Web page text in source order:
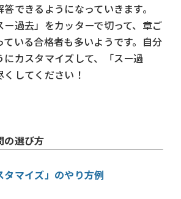
できるようになっていきます。
ー過去」をカッターで切って、章ご
ている合格者も多いようです。自分
カスタマイズして、「スー過
してください！
選び方
マイズ」のやり方例